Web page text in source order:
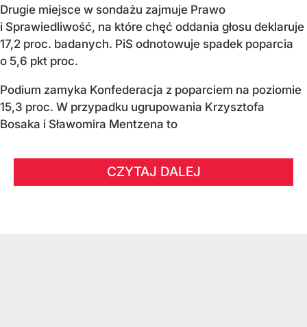
Drugie miejsce w sondażu zajmuje Prawo
i Sprawiedliwość, na które chęć oddania głosu deklaruje
17,2 proc. badanych. PiS odnotowuje spadek poparcia
o 5,6 pkt proc.
Podium zamyka Konfederacja z poparciem na poziomie
15,3 proc. W przypadku ugrupowania Krzysztofa
Bosaka i Sławomira Mentzena to
CZYTAJ DALEJ